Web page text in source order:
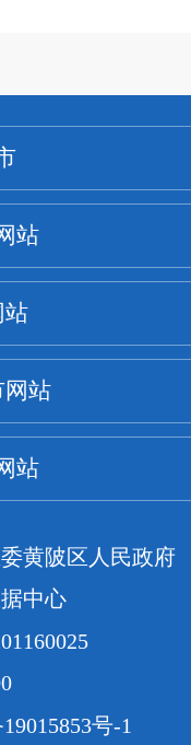
站
站
站
站
黄陂区人民政府
中心
号-1